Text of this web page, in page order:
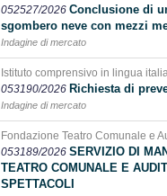
052527/2026 Conclusione di
sgombero neve con mezzi
Indagine di mercato
Istituto comprensivo in lingua
053190/2026 Richiesta di
Indagine di mercato
Fondazione Teatro Comunale e
053189/2026 SERVIZIO DI
TEATRO COMUNALE E
SPETTACOLI